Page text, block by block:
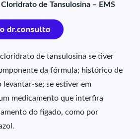
de Tansulosina – EMS
de tansulosina se tiver
da fórmula; histórico de
levantar-se; se estiver em
medicamento que interfira
do fígado, como por